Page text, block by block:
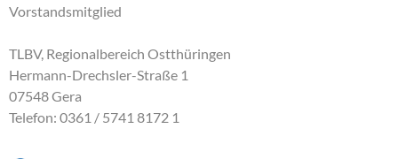
Vorstandsmitglied
TLBV, Regionalbereich Ostthüringen
Hermann-Drechsler-Straße 1
07548 Gera
Telefon: 0361 / 5741 8172 1